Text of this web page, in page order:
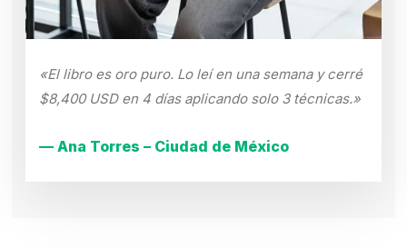
«El libro es oro puro. Lo leí en una semana y cerré
$8,400 USD en 4 días aplicando solo 3 técnicas.»
— Ana Torres – Ciudad de México